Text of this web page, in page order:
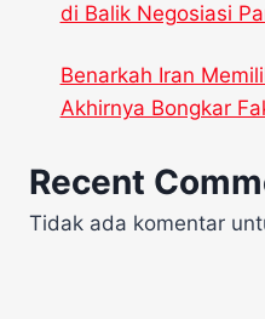
di Balik Negosiasi
Benarkah Iran
Akhirnya Bongkar
Recent
Tidak ada komentar